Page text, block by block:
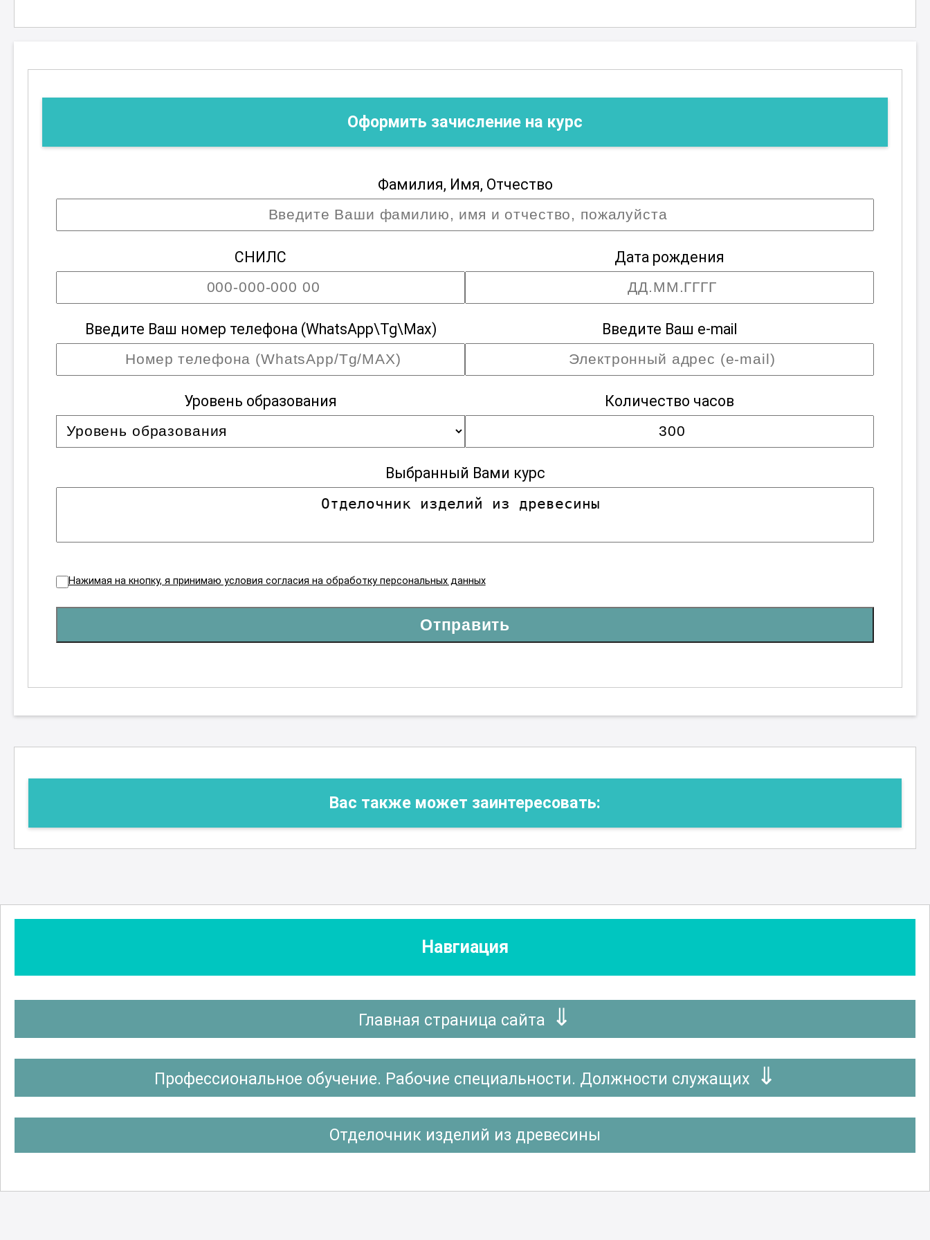
Оформить зачисление на курс
Фамилия, Имя, Отчество
СНИЛС Дата рождения
Введите Ваш номер телефона (WhatsApp\Tg\Max) Введите Ваш e-mail
Уровень образования Количество часов
Выбранный Вами курс
Нажимая на кнопку, я принимаю условия согласия на обработку персональных данных
Отправить
Вас также может заинтересовать:
Навгиация
Главная страница сайта
Профессиональное обучение. Рабочие специальности. Должности служащих
Отделочник изделий из древесины